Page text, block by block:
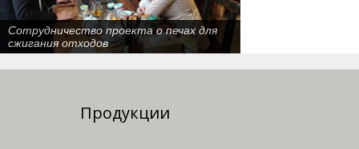
Сотрудничество проекта о печах для
сжигания отходов
Продукции